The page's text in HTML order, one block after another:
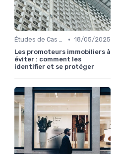
Études de Cas et Exemples de Réussite • 18/05/2025
Les promoteurs immobiliers à
éviter : comment les
identifier et se protéger